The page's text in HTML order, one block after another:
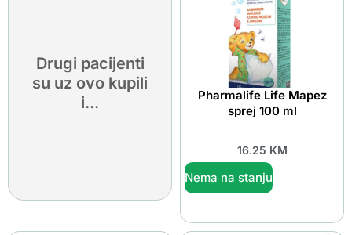
Drugi pacijenti
su uz ovo kupili
i...
Pharmalife Life Mapez
sprej 100 ml
16.25 KM
Nema na stanju